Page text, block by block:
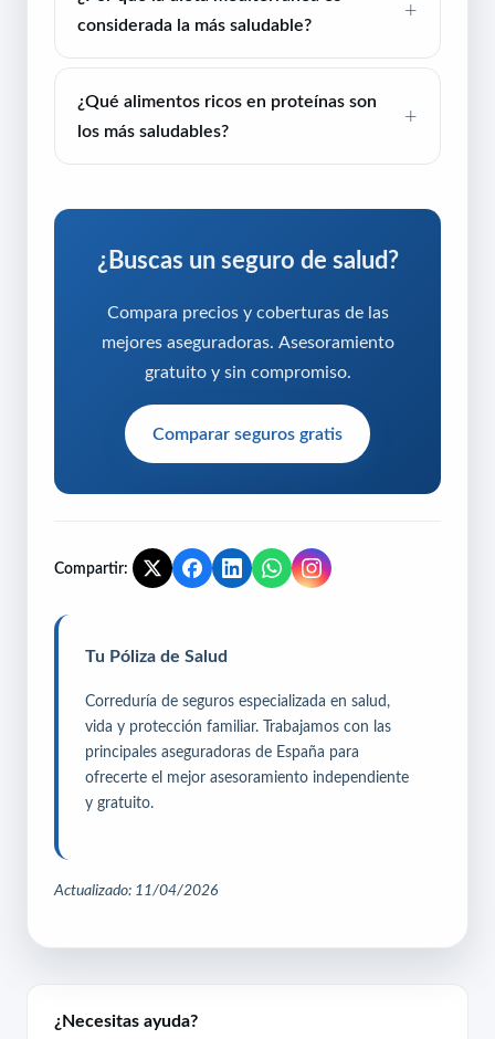
considerada la más saludable?
¿Qué alimentos ricos en proteínas son
los más saludables?
¿Buscas un seguro de salud?
Compara precios y coberturas de las
mejores aseguradoras. Asesoramiento
gratuito y sin compromiso.
Comparar seguros gratis
Compartir:
Tu Póliza de Salud
Correduría de seguros especializada en salud,
vida y protección familiar. Trabajamos con las
principales aseguradoras de España para
ofrecerte el mejor asesoramiento independiente
y gratuito.
Actualizado: 11/04/2026
¿Necesitas ayuda?